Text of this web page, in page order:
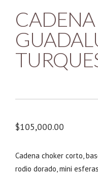
CADENA
$105,000.00
Cadena choker corto,
rodio dorado, mini